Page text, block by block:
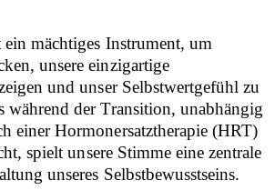
ein mächtiges Instrument, um
unsere einzigartige
und unser Selbstwertgefühl zu
während der Transition, unabhängig
einer Hormonersatztherapie (HRT)
spielt unsere Stimme eine zentrale
unseres Selbstbewusstseins.